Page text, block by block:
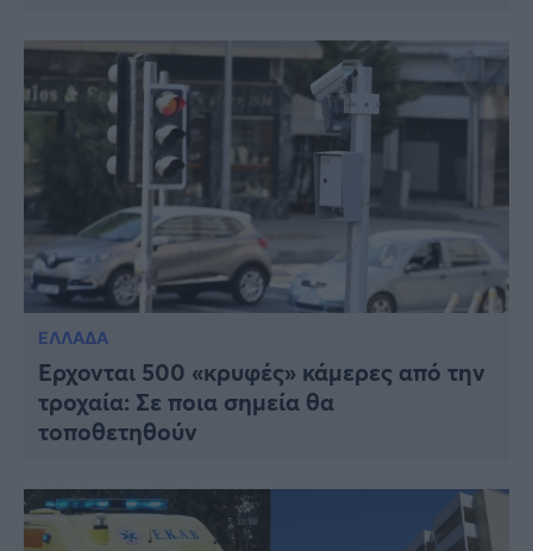
ΕΛΛΑΔΑ
Έρχονται 500 «κρυφές» κάμερες από την
τροχαία: Σε ποια σημεία θα
τοποθετηθούν